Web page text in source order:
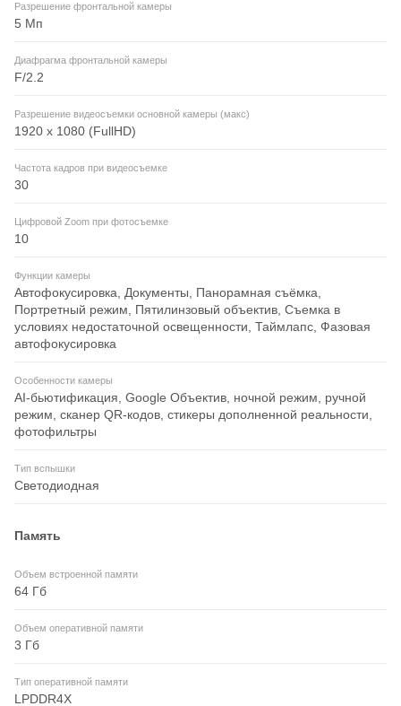
Разрешение фронтальной камеры
5 Мп
Диафрагма фронтальной камеры
F/2.2
Разрешение видеосъемки основной камеры (макс)
1920 x 1080 (FullHD)
Частота кадров при видеосъемке
30
Цифровой Zoom при фотосъемке
10
Функции камеры
Автофокусировка, Документы, Панорамная съёмка,
Портретный режим, Пятилинзовый объектив, Съемка в
условиях недостаточной освещенности, Таймлапс, Фазовая
автофокусировка
Особенности камеры
AI-бьютификация, Google Объектив, ночной режим, ручной
режим, сканер QR-кодов, стикеры дополненной реальности,
фотофильтры
Тип вспышки
Светодиодная
Память
Объем встроенной памяти
64 Гб
Объем оперативной памяти
3 Гб
Тип оперативной памяти
LPDDR4X